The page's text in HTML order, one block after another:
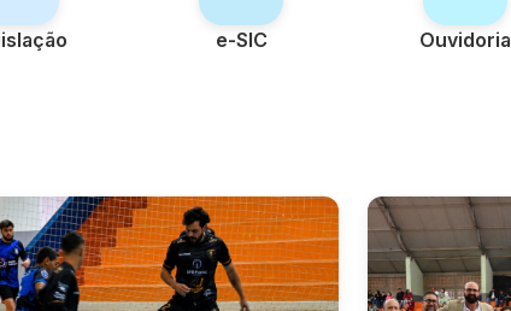
e-SIC Ouvidoria